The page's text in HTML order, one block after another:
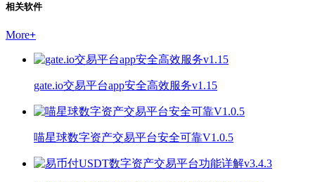
相关软件
More+
gate.io交易平台app安全高效服务v1.15
喵星球数字资产交易平台安全可靠V1.0.5